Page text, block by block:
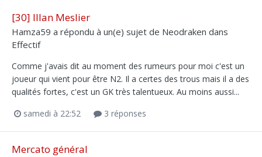
[30] Illan Meslier
Hamza59 a répondu à un(e) sujet de Neodraken dans
Effectif
Comme j'avais dit au moment des rumeurs pour moi c'est un
joueur qui vient pour être N2. Il a certes des trous mais il a des
qualités fortes, c'est un GK très talentueux. Au moins aussi...
samedi à 22:52
3 réponses
Mercato général